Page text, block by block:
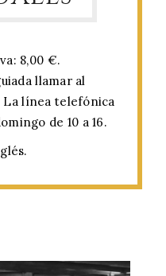
8,00 €.
llamar al
La línea telefónica
de 10 a 16.